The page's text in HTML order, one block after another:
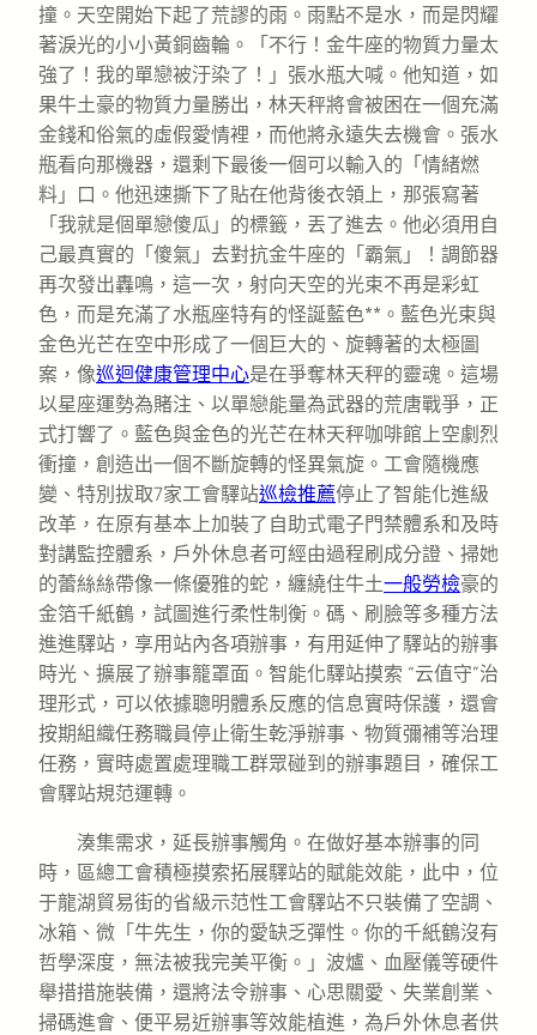
撞。天空開始下起了荒謬的雨。雨點不是水，而是閃耀
著淚光的小小黃銅齒輪。「不行！金牛座的物質力量太
強了！我的單戀被汙染了！」張水瓶大喊。他知道，如
果牛土豪的物質力量勝出，林天秤將會被困在一個充滿
金錢和俗氣的虛假愛情裡，而他將永遠失去機會。張水
瓶看向那機器，還剩下最後一個可以輸入的「情緒燃
料」口。他迅速撕下了貼在他背後衣領上，那張寫著
「我就是個單戀傻瓜」的標籤，丟了進去。他必須用自
己最真實的「傻氣」去對抗金牛座的「霸氣」！調節器
再次發出轟鳴，這一次，射向天空的光束不再是彩虹
色，而是充滿了水瓶座特有的怪誕藍色**。藍色光束與
金色光芒在空中形成了一個巨大的、旋轉著的太極圖
案，像巡迴健康管理中心是在爭奪林天秤的靈魂。這場
以星座運勢為賭注、以單戀能量為武器的荒唐戰爭，正
式打響了。藍色與金色的光芒在林天秤咖啡館上空劇烈
衝撞，創造出一個不斷旋轉的怪異氣旋。工會隨機應
變、特別拔取7家工會驛站巡檢推薦停止了智能化進級
改革，在原有基本上加裝了自助式電子門禁體系和及時
對講監控體系，戶外休息者可經由過程刷成分證、掃她
的蕾絲絲帶像一條優雅的蛇，纏繞住牛土一般勞檢豪的
金箔千紙鶴，試圖進行柔性制衡。碼、刷臉等多種方法
進進驛站，享用站內各項辦事，有用延伸了驛站的辦事
時光、擴展了辦事籠罩面。智能化驛站摸索 “云值守”治
理形式，可以依據聰明體系反應的信息實時保護，還會
按期組織任務職員停止衛生乾淨辦事、物質彌補等治理
任務，實時處置處理職工群眾碰到的辦事題目，確保工
會驛站規范運轉。
湊集需求，延長辦事觸角。在做好基本辦事的同
時，區總工會積極摸索拓展驛站的賦能效能，此中，位
于龍湖貿易街的省級示范性工會驛站不只裝備了空調、
冰箱、微「牛先生，你的愛缺乏彈性。你的千紙鶴沒有
哲學深度，無法被我完美平衡。」波爐、血壓儀等硬件
舉措措施裝備，還將法令辦事、心思關愛、失業創業、
掃碼進會、便平易近辦事等效能植進，為戶外休息者供